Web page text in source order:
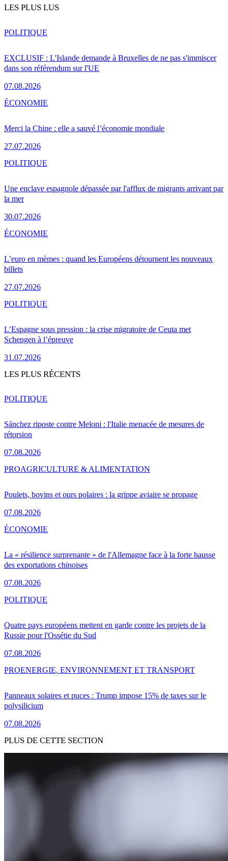
LES PLUS LUS
EXCLUSIF : L'Islande demande à Bruxelles de ne pas s'immiscer
dans son référendum sur l'UE
07.08.2026
POLITIQUE
Merci la Chine : elle a sauvé l’économie mondiale
27.07.2026
ÉCONOMIE
Une enclave espagnole dépassée par l'afflux de migrants arrivant par
la mer
30.07.2026
POLITIQUE
L’euro en mèmes : quand les Européens détournent les nouveaux
billets
27.07.2026
ÉCONOMIE
L’Espagne sous pression : la crise migratoire de Ceuta met
Schengen à l’épreuve
31.07.2026
POLITIQUE
LES PLUS RÉCENTS
Sánchez riposte contre Meloni : l'Italie menacée de mesures de
rétorsion
07.08.2026
POLITIQUE
Poulets, bovins et ours polaires : la grippe aviaire se propage
07.08.2026
PROAGRICULTURE & ALIMENTATION
La « résilience surprenante » de l'Allemagne face à la forte hausse
des exportations chinoises
07.08.2026
ÉCONOMIE
Quatre pays européens mettent en garde contre les projets de la
Russie pour l'Ossétie du Sud
07.08.2026
POLITIQUE
Panneaux solaires et puces : Trump impose 15% de taxes sur le
polysilicium
07.08.2026
PROENERGIE, ENVIRONNEMENT ET TRANSPORT
PLUS DE CETTE SECTION